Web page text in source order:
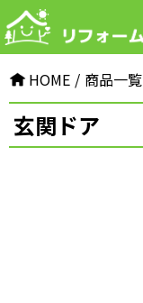
HOME 商品一覧
玄関ドア